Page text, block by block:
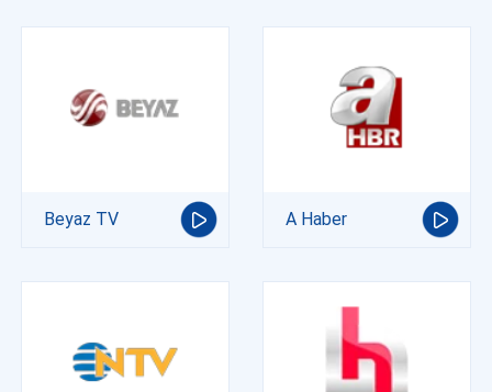
Beyaz TV A Haber